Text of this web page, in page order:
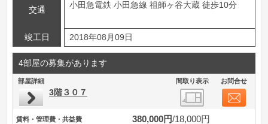
交通
小田急電鉄 小田急線 祖師ヶ谷大蔵 徒歩10分
竣工日 2018年08月09日
4部屋の募集があります
部屋詳細 間取り表示 お問合せ
3階３０７
賃料・管理費・共益費 380,000円 18,000円